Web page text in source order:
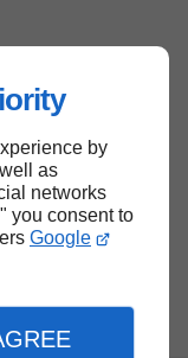
by
as
networks
you consent to
Google